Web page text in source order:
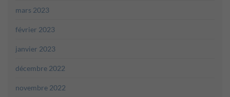
mars 2023
février 2023
janvier 2023
décembre 2022
novembre 2022